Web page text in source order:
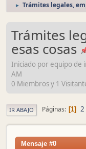
► Trámites legales,
Trámites
esas cosas
Iniciado por equipo de
AM
0 Miembros y 1
IR ABAJO Páginas 1 2
Mensaje #0